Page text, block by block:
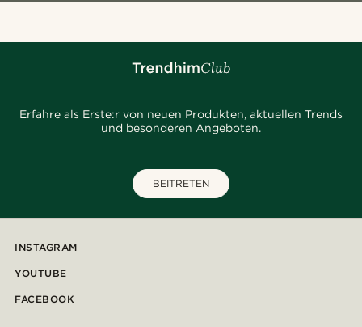
Erfahre als Erste:r von neuen Produkten, aktuellen Trends
und besonderen Angeboten.
BEITRETEN
INSTAGRAM
YOUTUBE
FACEBOOK